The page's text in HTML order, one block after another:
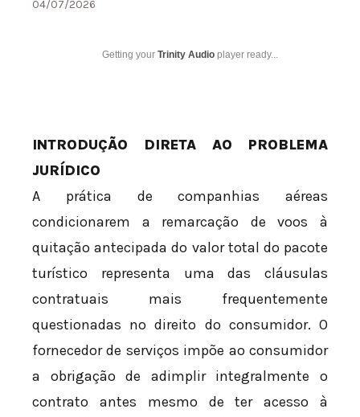
04/07/2026
Getting your Trinity Audio player ready...
INTRODUÇÃO DIRETA AO PROBLEMA
JURÍDICO
A prática de companhias aéreas
condicionarem a remarcação de voos à
quitação antecipada do valor total do pacote
turístico representa uma das cláusulas
contratuais mais frequentemente
questionadas no direito do consumidor. O
fornecedor de serviços impõe ao consumidor
a obrigação de adimplir integralmente o
contrato antes mesmo de ter acesso à